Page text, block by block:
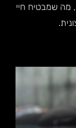
הקלקות, מה שמבטיח חיי